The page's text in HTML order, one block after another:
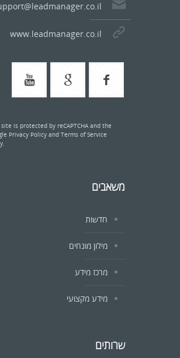
www.leadmanager.co.il
is protected by reCAPTCHA and the
Privacy Policy and Terms of Service
משאבים
חדשות
מילון מונחים
מרכז מידע
מידע מקצועי
שרותים